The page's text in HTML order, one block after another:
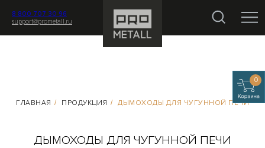
8 800 707 30 96
support@prometall.ru
0
ГЛАВНАЯ / ПРОДУКЦИЯ / ДЫМОХОДЫ ДЛЯ ЧУГУННОЙ ПЕЧИ
ДЫМОХОДЫ ДЛЯ ЧУГУННОЙ ПЕЧИ